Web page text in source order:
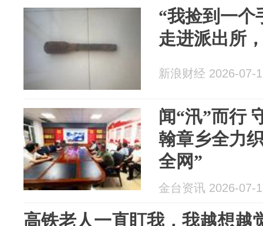
“我捡到一个
走进派出所
新浪财经 2026-07-
闻“汛”而行
翰章乡全力
全网”
金台资讯 2026-07-
高铁老人一直盯我，我越想越